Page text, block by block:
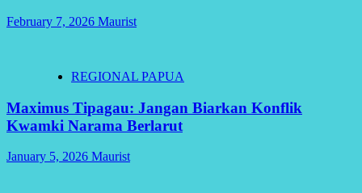
February 7, 2026 Maurist
REGIONAL PAPUA
Maximus Tipagau: Jangan Biarkan Konflik
Kwamki Narama Berlarut
January 5, 2026 Maurist